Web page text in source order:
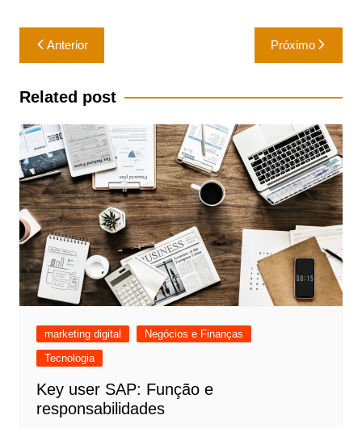
Navegação
de
Post
Anterior Próximo
Related post
marketing digital
Negócios e Finanças
Tecnologia
Key user SAP: Função e
responsabilidades